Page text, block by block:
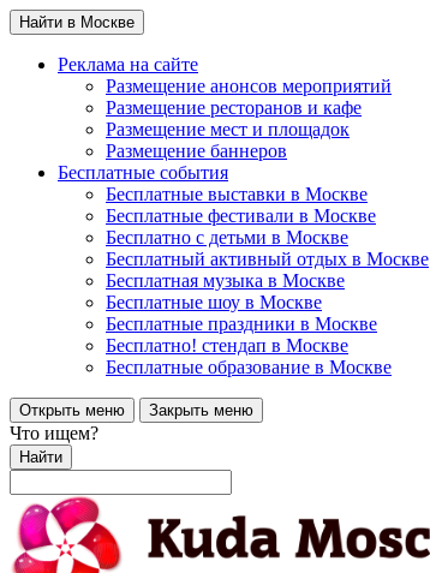
Найти в Москве
Реклама на сайте
Размещение анонсов мероприятий
Размещение ресторанов и кафе
Размещение мест и площадок
Размещение баннеров
Бесплатные события
Бесплатные выставки в Москве
Бесплатные фестивали в Москве
Бесплатно с детьми в Москве
Бесплатный активный отдых в Москве
Бесплатная музыка в Москве
Бесплатные шоу в Москве
Бесплатные праздники в Москве
Бесплатно! стендап в Москве
Бесплатные образование в Москве
Открыть меню Закрыть меню
Что ищем?
Найти